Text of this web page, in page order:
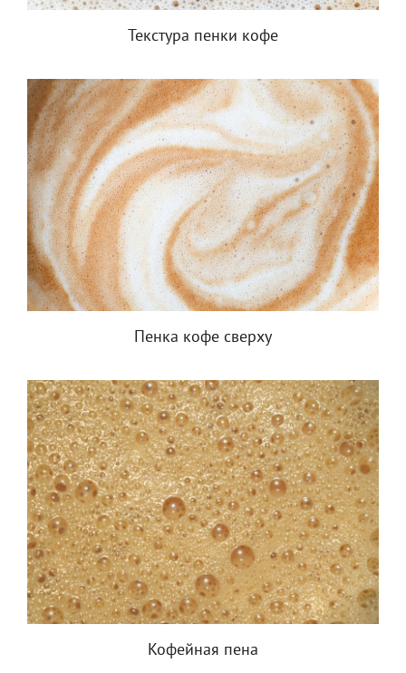
Текстура пенки кофе
Пенка кофе сверху
Кофейная пена